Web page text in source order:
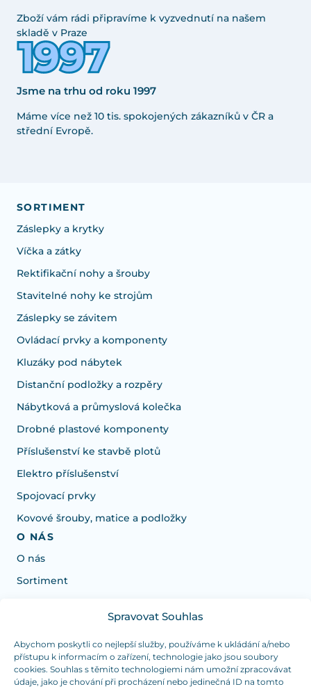
Spravovat Souhlas
Abychom poskytli co nejlepší služby, používáme k ukládání a/nebo
přístupu k informacím o zařízení, technologie jako jsou soubory
cookies. Souhlas s těmito technologiemi nám umožní zpracovávat
údaje, jako je chování při procházení nebo jedinečná ID na tomto
Zboží vám rádi připravíme k vyzvednutí na našem
skladě v Praze
Jsme na trhu od roku 1997
Máme více než 10 tis. spokojených zákazníků v ČR a
střední Evropě.
SORTIMENT
Záslepky a krytky
Víčka a zátky
Rektifikační nohy a šrouby
Stavitelné nohy ke strojům
Záslepky se závitem
Ovládací prvky a komponenty
Kluzáky pod nábytek
Distanční podložky a rozpěry
Nábytková a průmyslová kolečka
Drobné plastové komponenty
Příslušenství ke stavbě plotů
Elektro příslušenství
Spojovací prvky
Kovové šrouby, matice a podložky
O NÁS
O nás
Sortiment
Potřebujete poradit s výběrem?
Jsme tu pro vás Pondělí-Čtvrtek od: 7:30 - 15:30 hodin
a Pátek od 7:30 - 14:30 hodin